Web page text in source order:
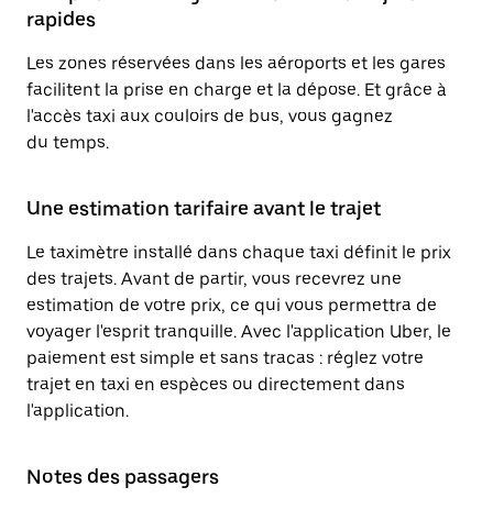
rapides
Les zones réservées dans les aéroports et les gares
facilitent la prise en charge et la dépose. Et grâce à
l'accès taxi aux couloirs de bus, vous gagnez
du temps.
Une estimation tarifaire avant le trajet
Le taximètre installé dans chaque taxi définit le prix
des trajets. Avant de partir, vous recevrez une
estimation de votre prix, ce qui vous permettra de
voyager l'esprit tranquille. Avec l'application Uber, le
paiement est simple et sans tracas : réglez votre
trajet en taxi en espèces ou directement dans
l'application.
Notes des passagers